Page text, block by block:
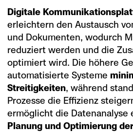
Digitale
erleichtern den Austausch
und Dokumenten, wodurch
reduziert werden und die
optimiert wird. Die höhere
automatisierte Systeme
Streitigkeiten, während
Prozesse die Effizienz
ermöglicht die Datenanalyse
Planung und Optimierung